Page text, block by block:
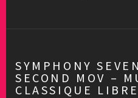
SYMPHONY
SECOND MOV –
CLASSIQUE